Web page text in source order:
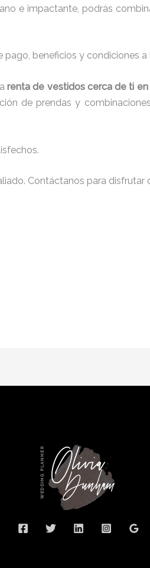
e impactante, podrás
beneficios y condiciones a
renta de vestidos cerca de ti en
de prendas y
Contáctanos para disfrutar